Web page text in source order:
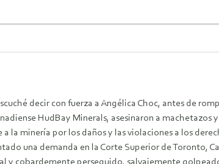
decir con fuerza a Angélica Choc, antes de
HudBay Minerals, asesinaron a machetazos
la minería por los daños y las violaciones a los
una demanda en la Corte Superior de Toronto,